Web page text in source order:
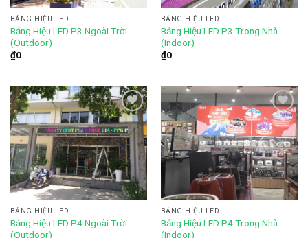
BẢNG HIỆU LED
Bảng Hiệu LED P3 Ngoài Trời
(Outdoor)
₫0
BẢNG HIỆU LED
Bảng Hiệu LED P3 Trong Nhà
(Indoor)
₫0
Add to
wishlist
BẢNG HIỆU LED
Bảng Hiệu LED P4 Ngoài Trời
(Outdoor)
Add to
wishlist
BẢNG HIỆU LED
Bảng Hiệu LED P4 Trong Nhà
(Indoor)